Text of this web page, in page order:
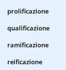
prolificazione
qualificazione
ramificazione
reificazione